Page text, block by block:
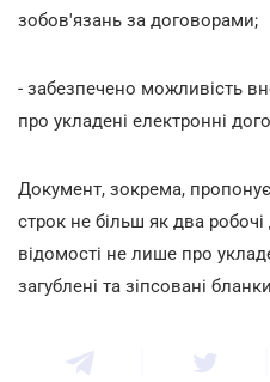
зобов'язань за договорами;
- забезпечено можливість
про укладені електронні
Документ, зокрема,
строк не більш як два
відомості не лише про
загублені та зіпсовані